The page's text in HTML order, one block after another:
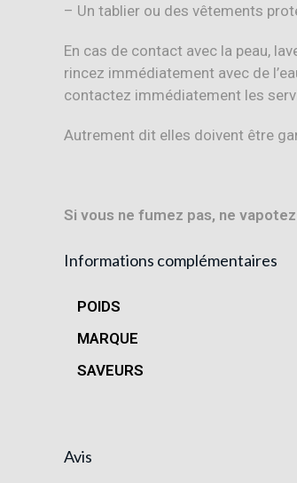
– Un tablier ou des vêtements
En cas de contact avec la peau,
rincez immédiatement avec de
contactez immédiatement les
Autrement dit elles doivent être
Si vous ne fumez pas, ne
Informations complémentaires
POIDS
MARQUE
SAVEURS
Avis